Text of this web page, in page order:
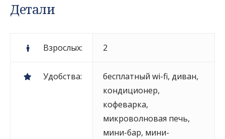
Детали
Взрослых: 2
Удобства: бесплатный wi-fi, диван,
кондиционер,
кофеварка,
микроволновая печь,
мини-бар, мини-